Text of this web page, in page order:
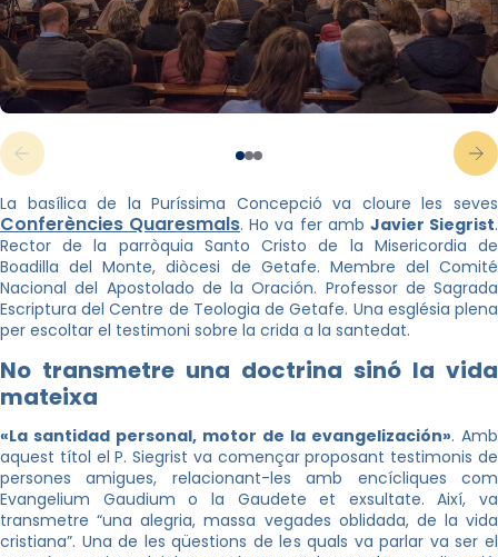
La basílica de la Puríssima Concepció va cloure les seves
Conferències Quaresmals. Ho va fer amb Javier Siegrist.
Rector de la parròquia Santo Cristo de la Misericordia de
Boadilla del Monte, diòcesi de Getafe. Membre del Comité
Nacional del Apostolado de la Oración. Professor de Sagrada
Escriptura del Centre de Teologia de Getafe. Una església plena
per escoltar el testimoni sobre la crida a la santedat.
No transmetre una doctrina sinó la vida
mateixa
«La santidad personal, motor de la evangelización». Amb
aquest títol el P. Siegrist va començar proposant testimonis de
persones amigues, relacionant-les amb encícliques com
Evangelium Gaudium o la Gaudete et exsultate. Així, va
transmetre “una alegria, massa vegades oblidada, de la vida
cristiana”. Una de les qüestions de les quals va parlar va ser el